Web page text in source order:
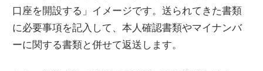
口座を開設する」イメージです。送られてきた書類
に必要事項を記入して、本人確認書類やマイナンバ
ーに関する書類と併せて返送します。